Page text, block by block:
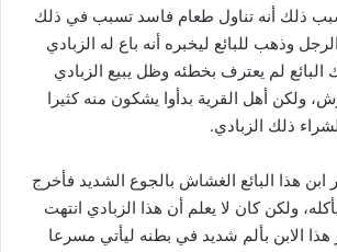
ذلك أنه تناول طعام فاسد تسبب في ذلك
وذهب للبائع ليخبره أنه باع له الزبادي
لم يعترف بخطئه وظل يبيع الزبادي
ولكن أهل القرية بدأوا يشكون منه كثيرا
ذلك الزبادي.
هذا البائع الغشاش بالجوع الشديد فأخرج
ولكن كان لا يعلم أن هذا الزبادي انتهت
الابن بألم شديد في بطنه ليأتي مسرعا